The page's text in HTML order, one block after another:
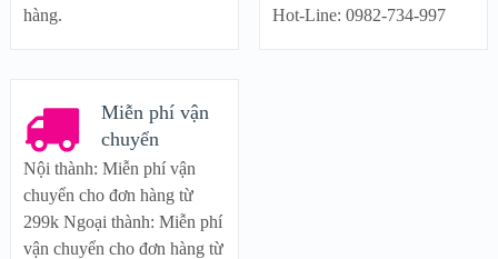
hàng.
Hot-Line: 0982-734-997
Miễn phí vận
chuyển
Nội thành: Miễn phí vận
chuyển cho đơn hàng từ
299k Ngoại thành: Miễn phí
vận chuyển cho đơn hàng từ